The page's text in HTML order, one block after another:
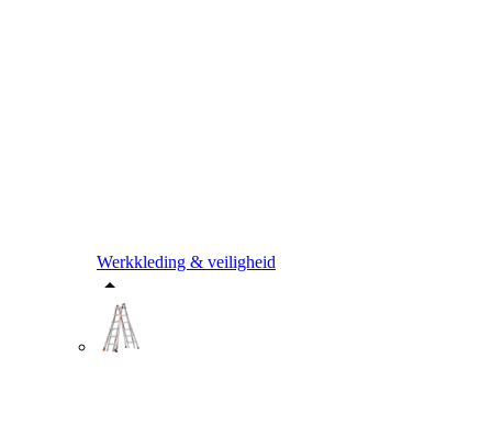
Werkkleding & veiligheid